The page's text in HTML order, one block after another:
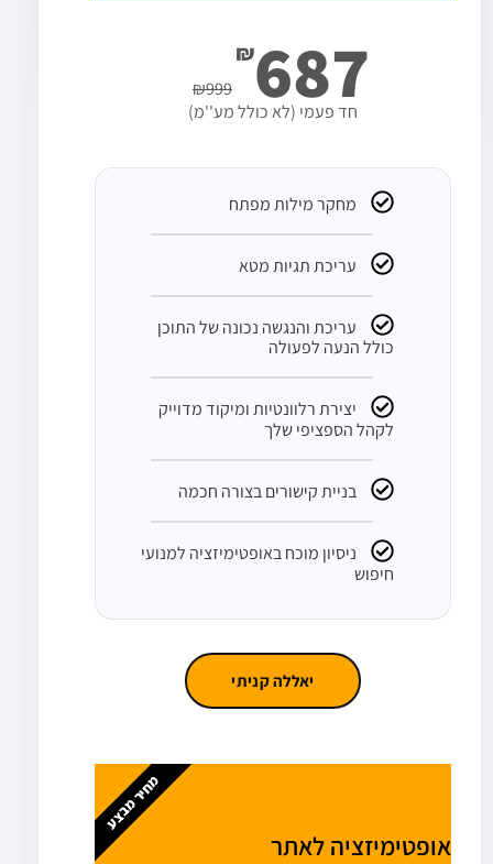
₪999
₪687
חד פעמי (לא כולל מע''מ)
מחקר מילות מפתח
עריכת תגיות מטא
עריכת והנגשה נכונה של התוכן
כולל הנעה לפעולה
יצירת רלוונטיות ומיקוד מדוייק
לקהל הספציפי שלך
בניית קישורים בצורה חכמה
ניסיון מוכח באופטימיזציה למנועי
חיפוש
יאללה קניתי
אופטימיזציה לאתר
מחיר מבצע